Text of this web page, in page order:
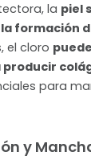
la piel
formación
el cloro
producir
para
y